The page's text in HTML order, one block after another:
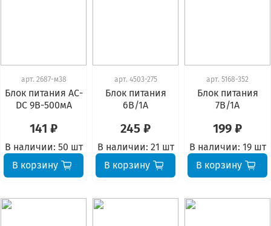
арт. 2687-м38
Блок питания АС-
DC 9В-500мА
141 ₽
В наличии: 50 шт
В корзину
арт. 4503-275
Блок питания
6В/1А
245 ₽
В наличии: 21 шт
В корзину
арт. 5168-352
Блок питания
7В/1А
199 ₽
В наличии: 19 шт
В корзину